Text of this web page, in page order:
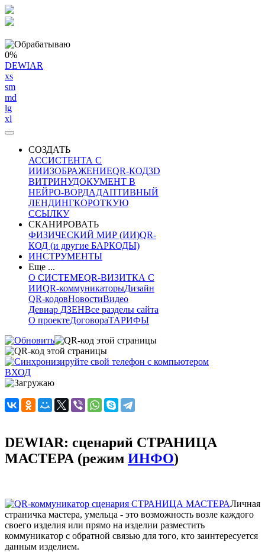
0%
DEWIAR
xs
sm
md
lg
xl
СОЗДАТЬ
АССИСТЕНТА С
ИИИЗОБРАЖЕНИЕQR-КОД3D
ВИТРИНУДОКУМЕНТ В
НЕЙРО-ВОРДАДАПТИВНЫЙ
ЛЕНДИНГКОРОТКУЮ
ССЫЛКУ
СКАНИРОВАТЬ
ФИЗИЧЕСКИЙ МИР (ИИ)QR-
КОД (и другие БАРКОДЫ)
ИНСТРУМЕНТЫ
Еще ...
О СИСТЕМЕQR-ВИЗИТКА С
ИИQR-коммуникаторыДизайн
QR-кодовНовостиВидео
Девиар ДЗЕНВсе разделы сайта
О проектеДоговораТАРИФЫ
ВХОД
DEWIAR: сценарий СТРАНИЦА
МАСТЕРА (режим ИНФО)
Личная
страничка мастера, умельца - это возможность возле каждого
своего изделия или прямо на изделии разместить
коммуникатор с обратной связью для того, кто заинтересуется
данным изделием.